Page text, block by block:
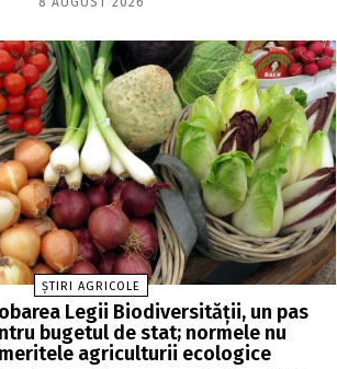
ȘTIRI AGRICOLE
Legii Biodiversității, un pas
bugetul de stat; normele nu
agriculturii ecologice